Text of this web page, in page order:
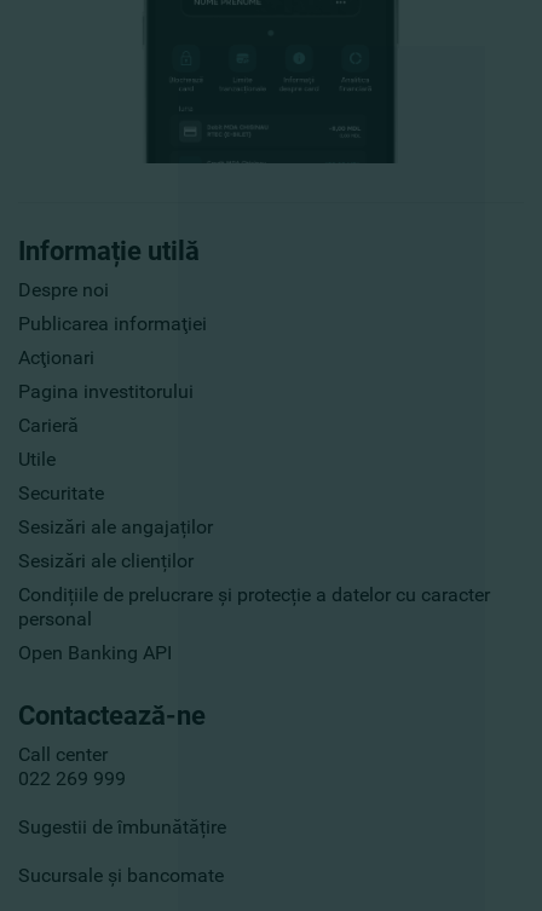
Informație utilă
Despre noi
Publicarea informaţiei
Acţionari
Pagina investitorului
Carieră
Utile
Securitate
Sesizări ale angajaților
Sesizări ale clienților
Condițiile de prelucrare și protecție a datelor cu caracter
personal
Open Banking API
Contactează-ne
Call center
022 269 999
Sugestii de îmbunătățire
Sucursale și bancomate